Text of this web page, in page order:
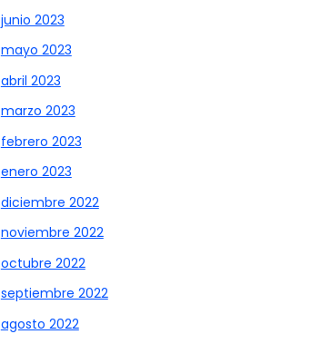
junio 2023
mayo 2023
abril 2023
marzo 2023
febrero 2023
enero 2023
diciembre 2022
noviembre 2022
octubre 2022
septiembre 2022
agosto 2022